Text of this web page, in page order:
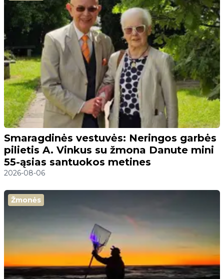
Smaragdinės vestuvės: Neringos garbės
pilietis A. Vinkus su žmona Danute mini
55-ąsias santuokos metines
2026-08-06
Žmonės